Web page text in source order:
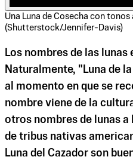
Una Luna de Cosecha con tonos
(Shutterstock/Jennifer-Davis)
Los nombres de las
Naturalmente, "Luna de
al momento en que se
nombre viene de la
otros nombres de lunas
de tribus nativas
Luna del Cazador son